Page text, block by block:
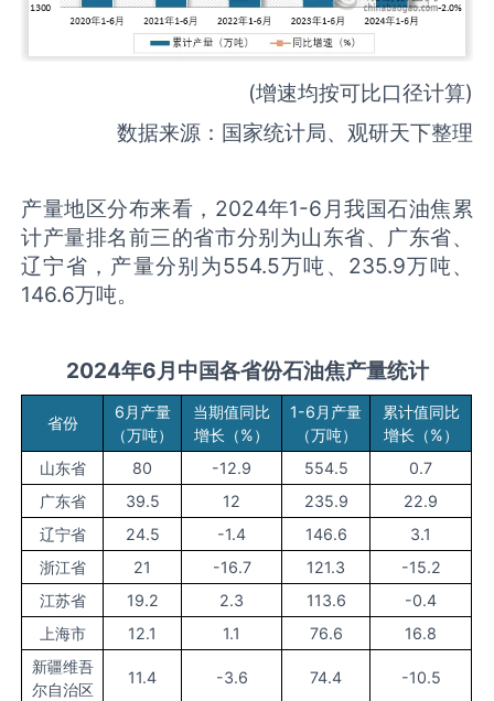
(增速均按可比口径计算)
数据来源：国家统计局、观研天下整理
产量地区分布来看，2024年1-6月我国石油焦累
计产量排名前三的省市分别为山东省、广东省、
辽宁省，产量分别为554.5万吨、235.9万吨、
146.6万吨。
2024年6月中国各省份石油焦产量统计
省份
6月产量
（万吨）
当期值同比
增长（%）
1-6月产量
（万吨）
累计值同比
增长（%）
山东省
80 -12.9 554.5
0.7
广东省
39.5 12 235.9
22.9
辽宁省
24.5 -1.4 146.6
3.1
浙江省
21 -16.7 121.3
-15.2
江苏省
19.2 2.3 113.6
-0.4
上海市
12.1 1.1 76.6
16.8
新疆维吾
尔自治区
11.4 -3.6 74.4 -10.5